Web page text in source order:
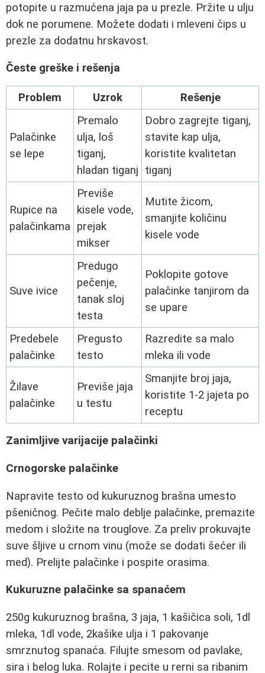
potopite u razmućena jaja pa u prezle. Pržite u ulju
dok ne porumene. Možete dodati i mleveni čips u
prezle za dodatnu hrskavost.
Česte greške i rešenja
Problem Uzrok Rešenje
Palačinke
se lepe
Premalo
ulja, loš
tiganj,
hladan tiganj
Dobro zagrejte tiganj,
stavite kap ulja,
koristite kvalitetan
tiganj
Rupice na
palačinkama
Previše
kisele vode,
prejak
mikser
Mutite žicom,
smanjite količinu
kisele vode
Suve ivice
Predugo
pečenje,
tanak sloj
testa
Poklopite gotove
palačinke tanjirom da
se upare
Predebele
palačinke
Pregusto
testo
Razredite sa malo
mleka ili vode
Žilave
palačinke
Previše jaja
u testu
Smanjite broj jaja,
koristite 1-2 jajeta po
receptu
Zanimljive varijacije palačinki
Crnogorske palačinke
Napravite testo od kukuruznog brašna umesto
pšeničnog. Pečite malo deblje palačinke, premazite
medom i složite na trouglove. Za preliv prokuvajte
suve šljive u crnom vinu (može se dodati šećer ili
med). Prelijte palačinke i pospite orasima.
Kukuruzne palačinke sa spanaćem
250g kukuruznog brašna, 3 jaja, 1 kašičica soli, 1dl
mleka, 1dl vode, 2kašike ulja i 1 pakovanje
smrznutog spanaća. Filujte smesom od pavlake,
sira i belog luka. Rolajte i pecite u rerni sa ribanim